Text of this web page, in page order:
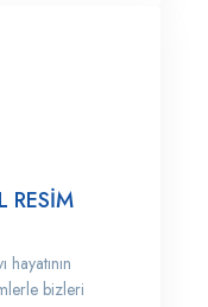
RESİM
bizleri